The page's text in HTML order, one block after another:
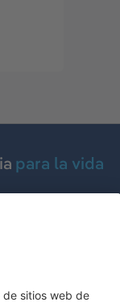
para la vida